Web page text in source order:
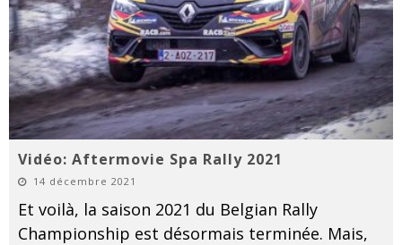
Vidéo: Aftermovie Spa Rally 2021
14 décembre 2021
Et voilà, la saison 2021 du Belgian Rally
Championship est désormais terminée. Mais,